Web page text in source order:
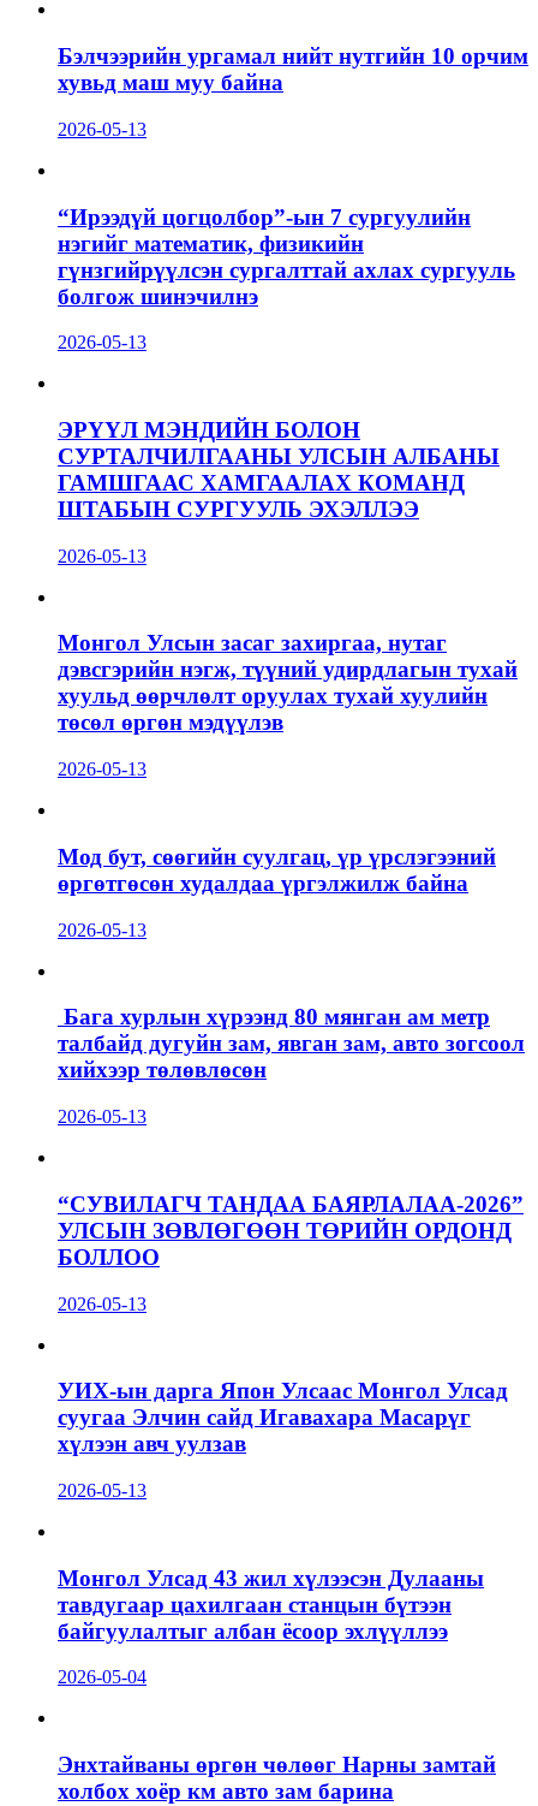
Бэлчээрийн ургамал нийт нутгийн 10 орчим
хувьд маш муу байна
2026-05-13
“Ирээдүй цогцолбор”-ын 7 сургуулийн
нэгийг математик, физикийн
гүнзгийрүүлсэн сургалттай ахлах сургууль
болгож шинэчилнэ
2026-05-13
ЭРҮҮЛ МЭНДИЙН БОЛОН
СУРТАЛЧИЛГААНЫ УЛСЫН АЛБАНЫ
ГАМШГААС ХАМГААЛАХ КОМАНД
ШТАБЫН СУРГУУЛЬ ЭХЭЛЛЭЭ
2026-05-13
Монгол Улсын засаг захиргаа, нутаг
дэвсгэрийн нэгж, түүний удирдлагын тухай
хуульд өөрчлөлт оруулах тухай хуулийн
төсөл өргөн мэдүүлэв
2026-05-13
Мод бут, сөөгийн суулгац, үр үрслэгээний
өргөтгөсөн худалдаа үргэлжилж байна
2026-05-13
Бага хурлын хүрээнд 80 мянган ам метр
талбайд дугуйн зам, явган зам, авто зогсоол
хийхээр төлөвлөсөн
2026-05-13
“СУВИЛАГЧ ТАНДАА БАЯРЛАЛАА-2026”
УЛСЫН ЗӨВЛӨГӨӨН ТӨРИЙН ОРДОНД
БОЛЛОО
2026-05-13
УИХ-ын дарга Япон Улсаас Монгол Улсад
суугаа Элчин сайд Игавахара Масарүг
хүлээн авч уулзав
2026-05-13
Монгол Улсад 43 жил хүлээсэн Дулааны
тавдугаар цахилгаан станцын бүтээн
байгуулалтыг албан ёсоор эхлүүллээ
2026-05-04
Энхтайваны өргөн чөлөөг Нарны замтай
холбох хоёр км авто зам барина